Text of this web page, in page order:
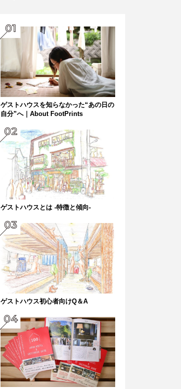
ゲストハウスを知らなかった“あの日の
自分”へ｜About FootPrints
ゲストハウスとは -特徴と傾向-
ゲストハウス初心者向けQ＆A